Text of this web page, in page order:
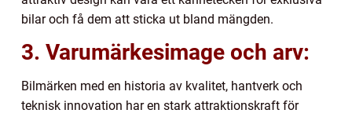
bilar och få dem att sticka ut bland mängden.
3. Varumärkesimage och arv:
Bilmärken med en historia av kvalitet, hantverk och
teknisk innovation har en stark attraktionskraft för